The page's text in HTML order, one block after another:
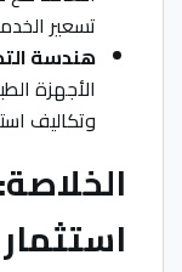
تسعير
هندسة
الأجهزة
وتكاليف